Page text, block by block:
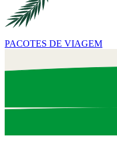
PACOTES DE VIAGEM